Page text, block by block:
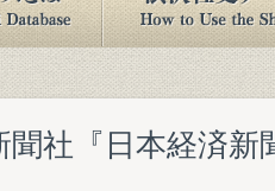
社『日本経済新